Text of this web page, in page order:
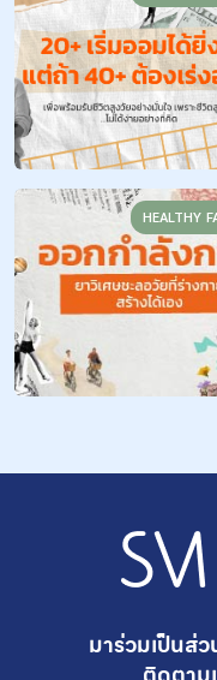
HEALTHY
มาร่วมเป็นส่